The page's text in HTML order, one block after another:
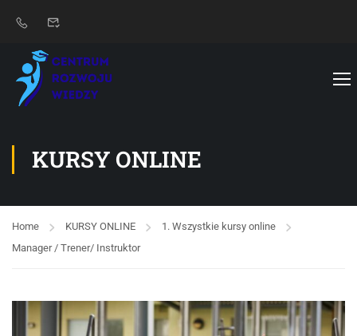
KURSY ONLINE
Home KURSY ONLINE
1. Wszystkie kursy online
Manager / Trener/ Instruktor